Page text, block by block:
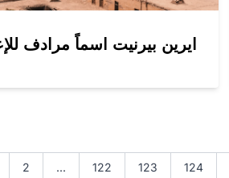
ايرين بيرنيت اسماً مرادف
2 ... 122 123 124